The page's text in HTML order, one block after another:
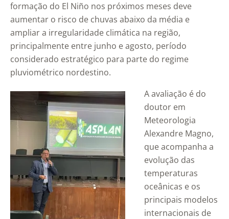
formação do El Niño nos próximos meses deve
aumentar o risco de chuvas abaixo da média e
ampliar a irregularidade climática na região,
principalmente entre junho e agosto, período
considerado estratégico para parte do regime
pluviométrico nordestino.
A avaliação é do
doutor em
Meteorologia
Alexandre Magno,
que acompanha a
evolução das
temperaturas
oceânicas e os
principais modelos
internacionais de